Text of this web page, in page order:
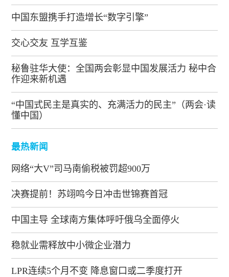
中国东盟携手打造增长“数字引擎”
交心交友 互学互鉴
秘鲁驻华大使：全国两会彰显中国发展活力 秘中合
作迎来新机遇
“中国式民主是真实的、充满活力的民主”（两会·读
懂中国）
最热新闻
网络“大V”司马南偷税被罚超900万
决赛提前！苏翊鸣今日冲击世锦赛首冠
中国主导 全球南方集体呼吁俄乌全面停火
稳就业需释放中小微企业潜力
LPR连续5个月不变 降息窗口或二季度打开